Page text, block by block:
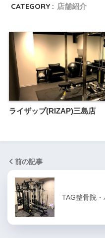
CATEGORY : 店舗紹介
ライザップ(RIZAP)三島店
前の記事
TAG整骨院